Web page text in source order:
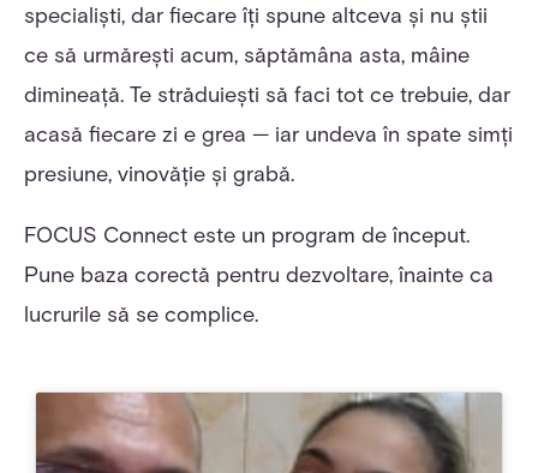
specialiști, dar fiecare îți spune altceva și nu știi
ce să urmărești acum, săptămâna asta, mâine
dimineață. Te străduiești să faci tot ce trebuie, dar
acasă fiecare zi e grea — iar undeva în spate simți
presiune, vinovăție și grabă.
FOCUS Connect este un program de început.
Pune baza corectă pentru dezvoltare, înainte ca
lucrurile să se complice.